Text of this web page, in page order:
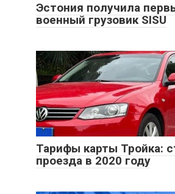
Эстония получила
военный грузовик SISU
Тарифы карты Тройка:
проезда в 2020 году